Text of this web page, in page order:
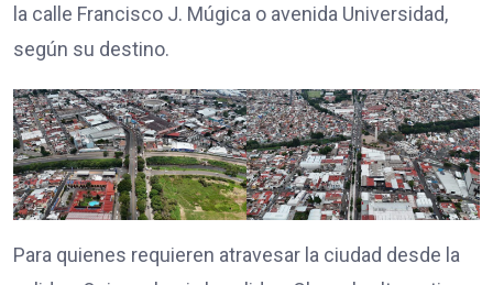
la calle Francisco J. Múgica o avenida Universidad,
según su destino.
Para quienes requieren atravesar la ciudad desde la